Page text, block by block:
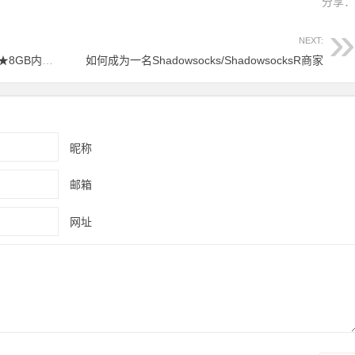
NEXT:
如何成为一名Shadowsocks/ShadowsocksR商家
昵称
邮箱
网址